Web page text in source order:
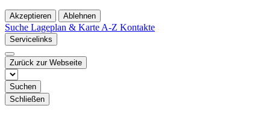
Akzeptieren Ablehnen
Suche Lageplan & Karte A-Z Kontakte
Servicelinks
Zurück zur Webseite
Suchen
Schließen